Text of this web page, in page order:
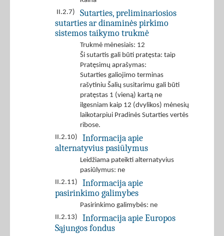
II.2.7)
Sutarties, preliminariosios
sutarties ar dinaminės pirkimo
sistemos taikymo trukmė
Trukmė mėnesiais: 12
Ši sutartis gali būti pratęsta: taip
Pratęsimų aprašymas:
Sutarties galiojimo terminas
rašytiniu Šalių susitarimu gali būti
pratęstas 1 (vieną) kartą ne
ilgesniam kaip 12 (dvylikos) mėnesių
laikotarpiui Pradinės Sutarties vertės
ribose.
II.2.10)
Informacija apie
alternatyvius pasiūlymus
Leidžiama pateikti alternatyvius
pasiūlymus: ne
II.2.11)
Informacija apie
pasirinkimo galimybes
Pasirinkimo galimybės: ne
II.2.13)
Informacija apie Europos
Sąjungos fondus